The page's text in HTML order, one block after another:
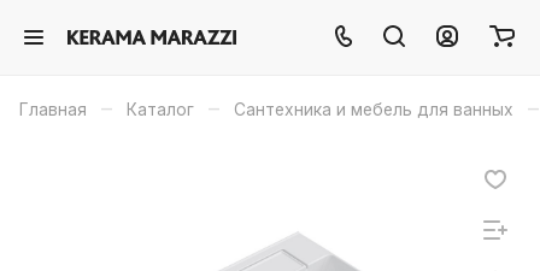
Главная – Каталог – Сантехника и мебель для ванных –